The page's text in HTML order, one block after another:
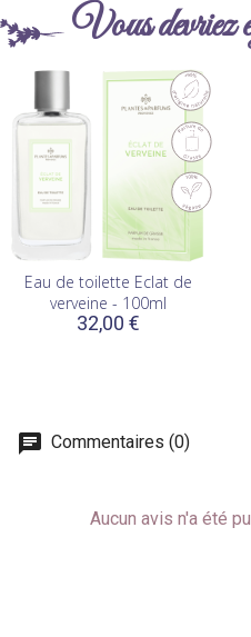
Vous devriez
Eau de toilette Eclat de
verveine - 100ml
32,00 €
Commentaires (0)
Aucun avis n'a été